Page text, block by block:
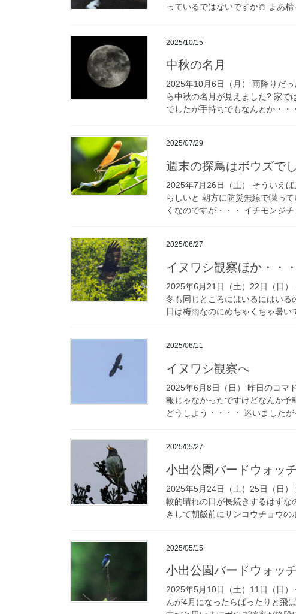
っているではないですか☃️ まあ
2025/10/15
中秋の名月
2025年10月6日（月） 雨降りだ
ら中秋の名月が見えました?️ 家で
でしたが手持ちでもなんとか・
2025/07/29
週末の探鳥はボウズで
2025年7月26日（土） そういえ
らしいと 朝方に防災無線で喋っ
くなのですが・・・ イチモンジ
2025/06/27
イヌワシ観察ほか・・・
2025年6月21日（土）22日（日
冬も同じところにはいるにはい
日は梅雨なのにめちゃくちゃ暑
2025/06/11
イヌワシ観察へ
2025年6月8日（日） 昨日のコマ
報じゃなかったですけどなんか
どうしよう・・・・ 迷いました
2025/05/27
小出公園バードウォッ
2025年5月24日（土）25日（日
較的晴れの日が長続きするはず
きして朝飯前にサンコウチョウ
2025/05/15
小出公園バードウォッ
2025年5月10日（土）11日（日
んが4月になったらぱったりと飛